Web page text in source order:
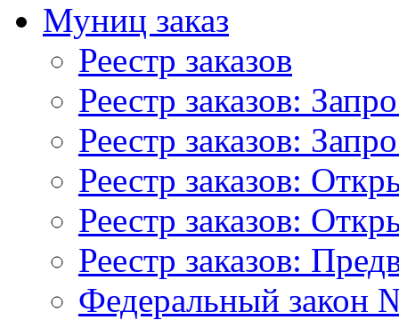
Муниц заказ
Реестр заказов
Реестр заказов:
Реестр заказов:
Реестр заказов:
Реестр заказов:
Реестр заказов:
Федеральный закон